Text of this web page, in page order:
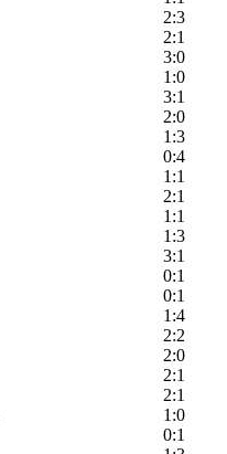
2:3
2:1
3:0
1:0
3:1
2:0
1:3
0:4
1:1
2:1
1:1
1:3
3:1
0:1
0:1
1:4
2:2
2:0
2:1
2:1
1:0
0:1